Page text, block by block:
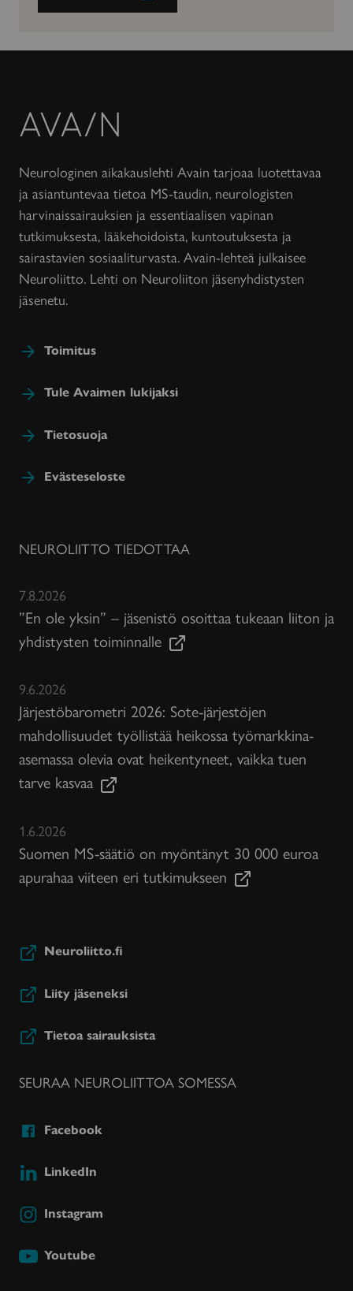
Avain-
lehti
Neurologinen aikakauslehti Avain tarjoaa luotettavaa
ja asiantuntevaa tietoa MS-taudin, neurologisten
harvinaissairauksien ja essentiaalisen vapinan
tutkimuksesta, lääkehoidoista, kuntoutuksesta ja
sairastavien sosiaaliturvasta. Avain-lehteä julkaisee
Neuroliitto. Lehti on Neuroliiton jäsenyhdistysten
jäsenetu.
Toimitus
Tule Avaimen lukijaksi
Tietosuoja
Evästeseloste
NEUROLIITTO TIEDOTTAA
7.8.2026
”En ole yksin” – jäsenistö osoittaa tukeaan liiton ja
yhdistysten toiminnalle
9.6.2026
Järjestöbarometri 2026: Sote-järjestöjen
mahdollisuudet työllistää heikossa työmarkkina-
asemassa olevia ovat heikentyneet, vaikka tuen
tarve kasvaa
1.6.2026
Suomen MS-säätiö on myöntänyt 30 000 euroa
apurahaa viiteen eri tutkimukseen
Neuroliitto.fi
Liity jäseneksi
Tietoa sairauksista
SEURAA NEUROLIITTOA SOMESSA
Facebook
LinkedIn
Instagram
Youtube